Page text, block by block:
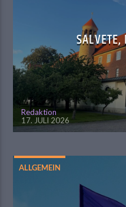
Redaktion
17. JULI 2026
ALLGEMEIN